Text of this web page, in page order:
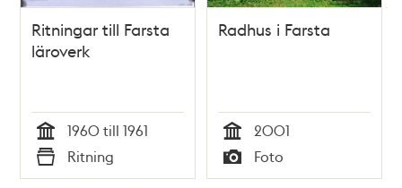
Ritningar till Farsta
läroverk
Tid
1960 till 1961
Typ
Ritning
Radhus i Farsta
Tid
2001
Typ
Foto